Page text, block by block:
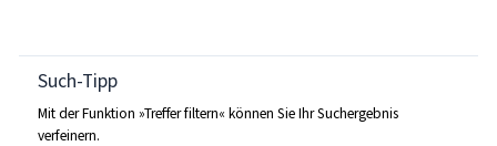
Such-Tipp
Mit der Funktion »Treffer filtern« können Sie Ihr Suchergebnis
verfeinern.